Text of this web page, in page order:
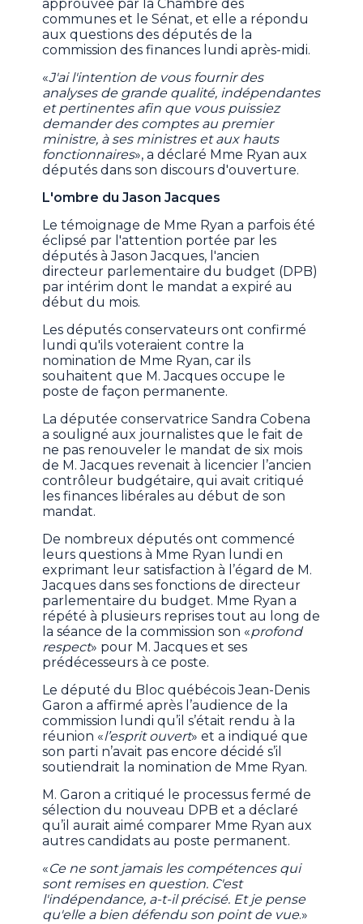
approuvée par la Chambre des
communes et le Sénat, et elle a répondu
aux questions des députés de la
commission des finances lundi après-midi.
«J'ai l'intention de vous fournir des
analyses de grande qualité, indépendantes
et pertinentes afin que vous puissiez
demander des comptes au premier
ministre, à ses ministres et aux hauts
fonctionnaires», a déclaré Mme Ryan aux
députés dans son discours d'ouverture.
L'ombre du Jason Jacques
Le témoignage de Mme Ryan a parfois été
éclipsé par l'attention portée par les
députés à Jason Jacques, l'ancien
directeur parlementaire du budget (DPB)
par intérim dont le mandat a expiré au
début du mois.
Les députés conservateurs ont confirmé
lundi qu'ils voteraient contre la
nomination de Mme Ryan, car ils
souhaitent que M. Jacques occupe le
poste de façon permanente.
La députée conservatrice Sandra Cobena
a souligné aux journalistes que le fait de
ne pas renouveler le mandat de six mois
de M. Jacques revenait à licencier l’ancien
contrôleur budgétaire, qui avait critiqué
les finances libérales au début de son
mandat.
De nombreux députés ont commencé
leurs questions à Mme Ryan lundi en
exprimant leur satisfaction à l’égard de M.
Jacques dans ses fonctions de directeur
parlementaire du budget. Mme Ryan a
répété à plusieurs reprises tout au long de
la séance de la commission son «profond
respect» pour M. Jacques et ses
prédécesseurs à ce poste.
Le député du Bloc québécois Jean-Denis
Garon a affirmé après l’audience de la
commission lundi qu’il s’était rendu à la
réunion «l’esprit ouvert» et a indiqué que
son parti n’avait pas encore décidé s’il
soutiendrait la nomination de Mme Ryan.
M. Garon a critiqué le processus fermé de
sélection du nouveau DPB et a déclaré
qu’il aurait aimé comparer Mme Ryan aux
autres candidats au poste permanent.
«Ce ne sont jamais les compétences qui
sont remises en question. C'est
l'indépendance, a-t-il précisé. Et je pense
qu'elle a bien défendu son point de vue.»